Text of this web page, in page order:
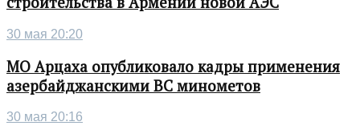
30 мая 20:20
МО Арцаха опубликовало кадры применения
азербайджанскими ВС минометов
30 мая 20:16